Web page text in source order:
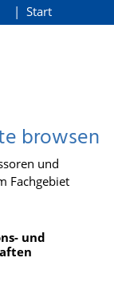
Start
browsen
und
Fachgebiet
und